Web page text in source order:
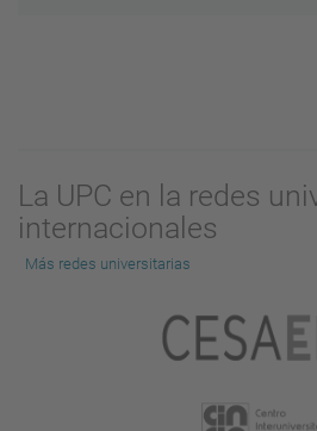
La UPC en la redes
internacionales
Más redes universitarias